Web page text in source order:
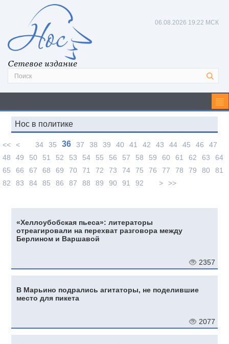
Сетевое издание
06.08.2026 19:22 МСК
Нос в политике
<< < 34 35 36 37 38 39 40 41 42 43 44 45 46
47
48
49 50 51 52 53 54 55 56 57 58 59 60 61 62 63
64
65
66 67 68 69 70 71 72 73 74 75 76 77 78 79 80
81
82
83 84 85 86 87 88 89 90 91 92 > >>
«Хеллоубобская пьеса»: литераторы
отреагировали на перехват разговора между
Берлином и Варшавой
2357
В Марьино подрались агитаторы, не поделившие
место для пикета
2077